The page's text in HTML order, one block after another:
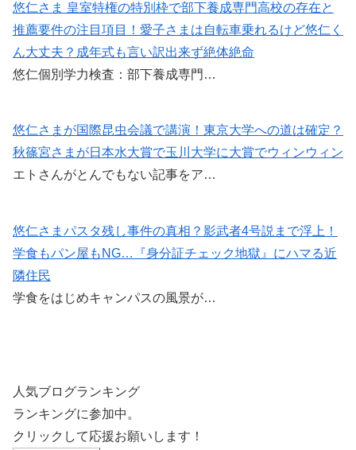
悠仁さま 皇室特権の特別枠で部下養成専門高校の存在と
推薦要件の注目項目！愛子さまは自転車乗れるけど悠仁く
ん大丈夫？成年式も言い訳出来ず絶体絶命
悠仁個別学力検査：部下養成専門…
悠仁さまが国際昆虫会議で講演！東京大学への道は確定？
秋篠宮さまが日本水大賞で玉川大学に大賞でウィンウィン
エトさんがとんでもない記事をア…
悠仁さまパスタ残し事件の真相？影武者4号説まで浮上！
学食もパン屋もNG…『身分証チェック地獄』にハマる近
隣住民
学食をはじめキャンパスの風景が…
人気ブログランキング
ランキングに参加中。
クリックして応援お願いします！